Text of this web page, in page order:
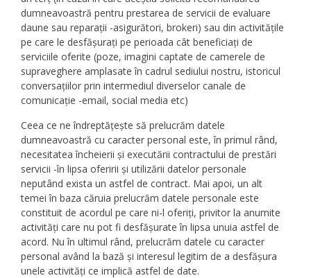
dumneavoastră pentru prestarea de servicii de evaluare
daune sau reparații -asigurători, brokeri) sau din activitățile
pe care le desfășurați pe perioada cât beneficiați de
serviciile oferite (poze, imagini captate de camerele de
supraveghere amplasate în cadrul sediului nostru, istoricul
conversațiilor prin intermediul diverselor canale de
comunicație -email, social media etc)
Ceea ce ne îndreptățește să prelucrăm datele
dumneavoastră cu caracter personal este, în primul rând,
necesitatea încheierii și executării contractului de prestări
servicii -în lipsa oferirii și utilizării datelor personale
neputând exista un astfel de contract. Mai apoi, un alt
temei în baza căruia prelucrăm datele personale este
constituit de acordul pe care ni-l oferiți, privitor la anumite
activități care nu pot fi desfășurate în lipsa unuia astfel de
acord. Nu în ultimul rând, prelucrăm datele cu caracter
personal având la bază și interesul legitim de a desfășura
unele activități ce implică astfel de date.